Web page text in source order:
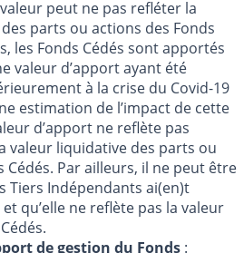
peut ne pas refléter la
parts ou actions des Fonds
les Fonds Cédés sont apportés
valeur d’apport ayant été
à la crise du Covid-19
estimation de l’impact de cette
d’apport ne reflète pas
valeur liquidative des parts ou
Cédés. Par ailleurs, il ne peut être
Tiers Indépendants ai(en)t
qu’elle ne reflète pas la valeur
de gestion du Fonds :